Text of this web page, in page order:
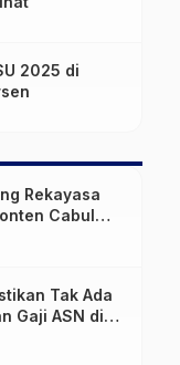
2025 di
Rekayasa
Cabul
Tak Ada
Gaji ASN di
Transfer ke